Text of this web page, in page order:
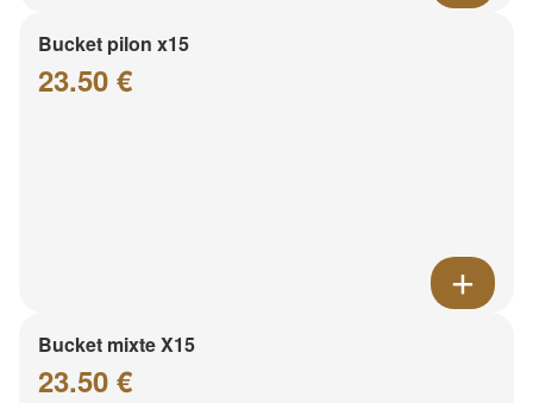
Bucket pilon x15
23.50 €
Bucket mixte X15
23.50 €